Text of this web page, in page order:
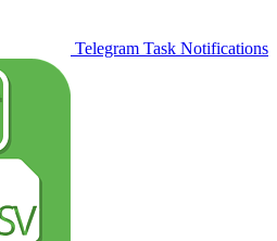
Telegram Task Notifications